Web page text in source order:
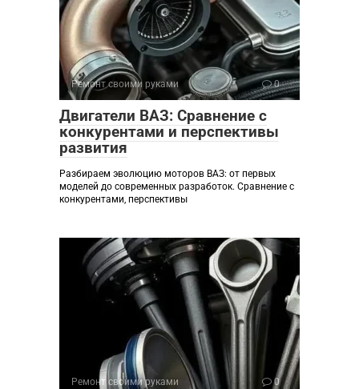
Ремонт своими руками 0
Двигатели ВАЗ: Сравнение с
конкурентами и перспективы
развития
Разбираем эволюцию моторов ВАЗ: от первых
моделей до современных разработок. Сравнение с
конкурентами, перспективы
Ремонт своими руками 0